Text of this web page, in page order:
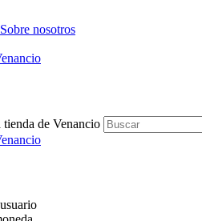
Sobre nosotros